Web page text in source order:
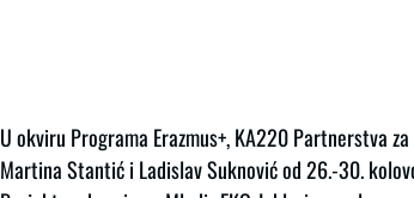
U okviru Programa Erazmus+, KA220 Partnerstva
Martina Stantić i Ladislav Suknović od 26.-30.